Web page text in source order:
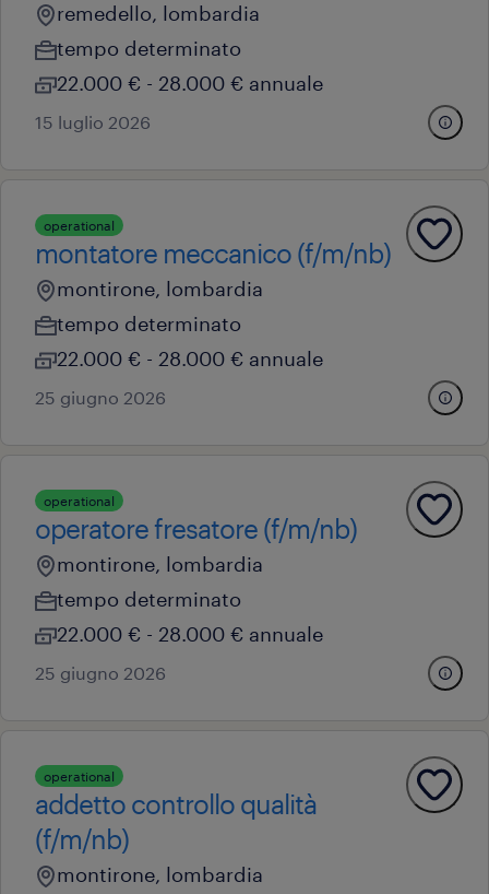
remedello, lombardia
tempo determinato
22.000 € - 28.000 € annuale
15 luglio 2026
operational
montatore meccanico (f/m/nb)
montirone, lombardia
tempo determinato
22.000 € - 28.000 € annuale
25 giugno 2026
operational
operatore fresatore (f/m/nb)
montirone, lombardia
tempo determinato
22.000 € - 28.000 € annuale
25 giugno 2026
operational
addetto controllo qualità
(f/m/nb)
montirone, lombardia